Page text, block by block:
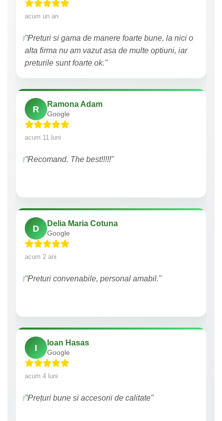
acum un an
"Preturi si gama de manere foarte bune, la nici o
alta firma nu am vazut asa de multe optiuni, iar
preturile sunt foarte ok."
R
Ramona Adam
Google
acum 11 luni
"Recomand. The best!!!!!"
D
Delia Maria Cotuna
Google
acum 2 ani
"Preturi convenabile, personal amabil."
I
Ioan Hasas
Google
acum 4 luni
"Prețuri bune si accesorii de calitate"